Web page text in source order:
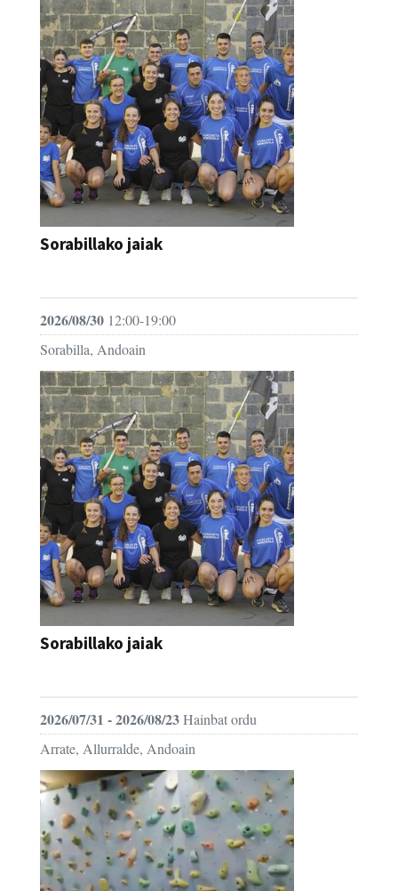
Sorabillako jaiak
2026/08/30 12:00-19:00
Sorabilla, Andoain
Sorabillako jaiak
2026/07/31 - 2026/08/23Hainbat ordu
Arrate, Allurralde, Andoain